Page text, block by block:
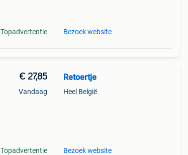
Topadvertentie Bezoek website
€ 27,85
Vandaag
Topadvertentie
Retoertje
Heel België
Bezoek website